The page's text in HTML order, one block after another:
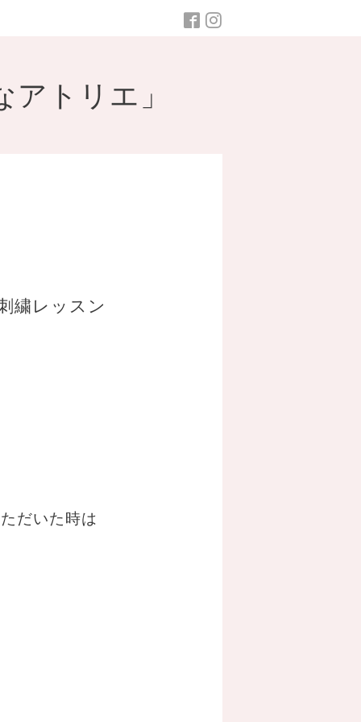
トリエ」
繍レッスン
だいた時は